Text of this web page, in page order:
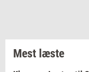
Mest læste